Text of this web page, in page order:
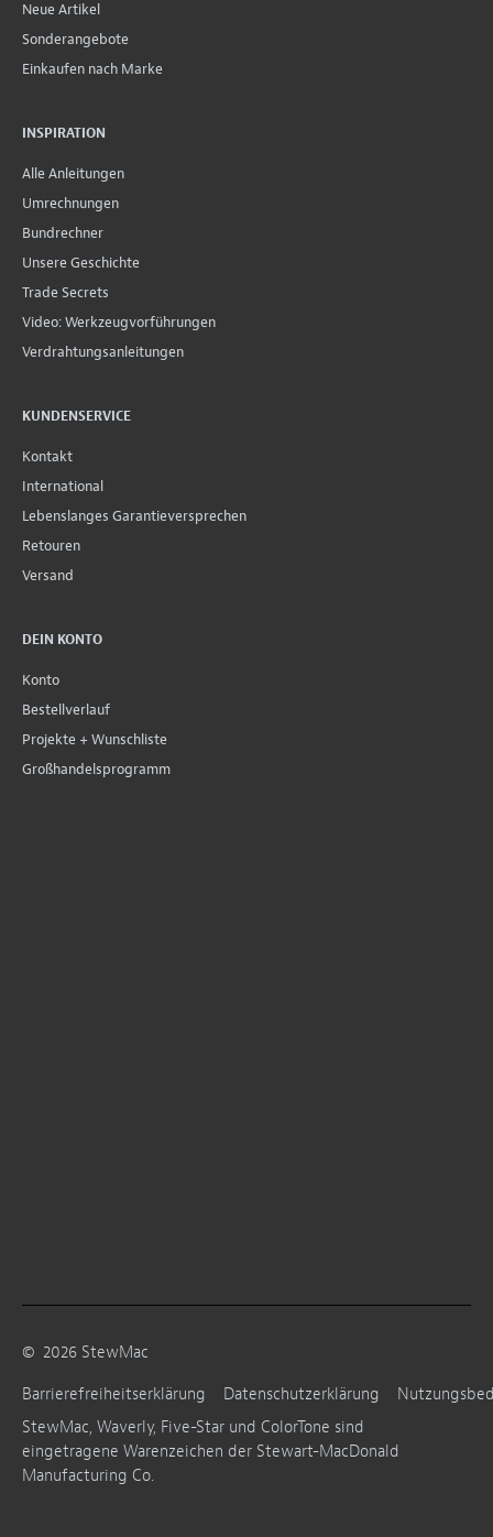
Neue Artikel
Sonderangebote
Einkaufen nach Marke
INSPIRATION
Alle Anleitungen
Umrechnungen
Bundrechner
Unsere Geschichte
Trade Secrets
Video: Werkzeugvorführungen
Verdrahtungsanleitungen
KUNDENSERVICE
Kontakt
International
Lebenslanges Garantieversprechen
Retouren
Versand
DEIN KONTO
Konto
Bestellverlauf
Projekte + Wunschliste
Großhandelsprogramm
© 2026 StewMac
Barrierefreiheitserklärung
Datenschutzerklärung
StewMac, Waverly, Five-Star und ColorTone sind
eingetragene Warenzeichen der Stewart-MacDonald
Manufacturing Co.